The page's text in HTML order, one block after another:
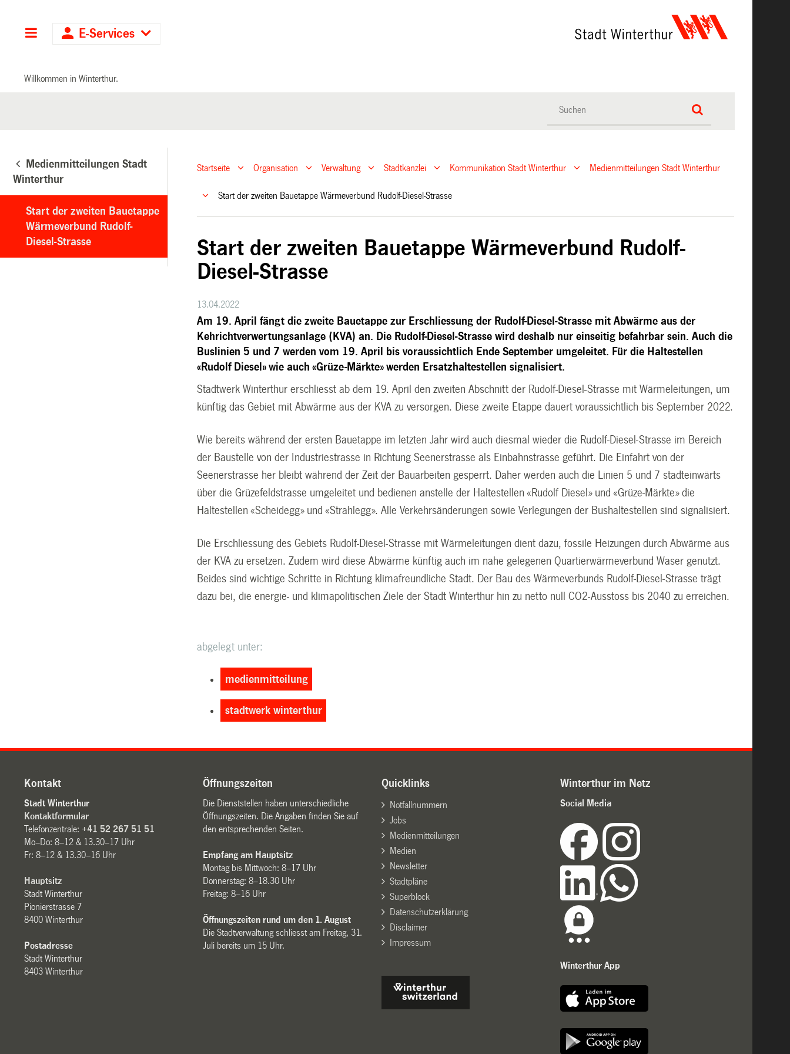
Hauptnavigation
E-Services
Willkommen in Winterthur.
Medienmitteilungen Stadt
Winterthur
Start der zweiten Bauetappe
Wärmeverbund Rudolf-
Diesel-Strasse
Startseite Organisation Verwaltung Stadtkanzlei Kommunikation Stadt Winterthur Medienmitteilungen Stadt Winterthur
Start der zweiten Bauetappe Wärmeverbund Rudolf-Diesel-Strasse
Start der zweiten Bauetappe Wärmeverbund Rudolf-
Diesel-Strasse
13.04.2022
Am 19. April fängt die zweite Bauetappe zur Erschliessung der Rudolf-Diesel-Strasse mit Abwärme aus der
Kehrichtverwertungsanlage (KVA) an. Die Rudolf-Diesel-Strasse wird deshalb nur einseitig befahrbar sein. Auch die
Buslinien 5 und 7 werden vom 19. April bis voraussichtlich Ende September umgeleitet. Für die Haltestellen
«Rudolf Diesel» wie auch «Grüze-Märkte» werden Ersatzhaltestellen signalisiert.
Stadtwerk Winterthur erschliesst ab dem 19. April den zweiten Abschnitt der Rudolf-Diesel-Strasse mit Wärmeleitungen, um
künftig das Gebiet mit Abwärme aus der KVA zu versorgen. Diese zweite Etappe dauert voraussichtlich bis September 2022.
Wie bereits während der ersten Bauetappe im letzten Jahr wird auch diesmal wieder die Rudolf-Diesel-Strasse im Bereich
der Baustelle von der Industriestrasse in Richtung Seenerstrasse als Einbahnstrasse geführt. Die Einfahrt von der
Seenerstrasse her bleibt während der Zeit der Bauarbeiten gesperrt. Daher werden auch die Linien 5 und 7 stadteinwärts
über die Grüzefeldstrasse umgeleitet und bedienen anstelle der Haltestellen «Rudolf Diesel» und «Grüze-Märkte» die
Haltestellen «Scheidegg» und «Strahlegg». Alle Verkehrsänderungen sowie Verlegungen der Bushaltestellen sind signalisiert.
Die Erschliessung des Gebiets Rudolf-Diesel-Strasse mit Wärmeleitungen dient dazu, fossile Heizungen durch Abwärme aus
der KVA zu ersetzen. Zudem wird diese Abwärme künftig auch im nahe gelegenen Quartierwärmeverbund Waser genutzt.
Beides sind wichtige Schritte in Richtung klimafreundliche Stadt. Der Bau des Wärmeverbunds Rudolf-Diesel-Strasse trägt
dazu bei, die energie- und klimapolitischen Ziele der Stadt Winterthur hin zu netto null CO2-Ausstoss bis 2040 zu erreichen.
abgelegt unter:
medienmitteilung
stadtwerk winterthur
Kontakt
Stadt Winterthur
Kontaktformular
Telefonzentrale:+41 52 267 51 51
Mo–Do: 8–12 & 13.30–17 Uhr
Fr: 8–12 & 13.30–16 Uhr
Hauptsitz
Stadt Winterthur
Pionierstrasse 7
8400 Winterthur
Postadresse
Stadt Winterthur
8403 Winterthur
Öffnungszeiten
Die Dienststellen haben unterschiedliche
Öffnungszeiten. Die Angaben finden Sie auf
den entsprechenden Seiten.
Empfang am Hauptsitz
Montag bis Mittwoch: 8–17 Uhr
Donnerstag: 8–18.30 Uhr
Freitag: 8–16 Uhr
Öffnungszeiten rund um den 1. August
Die Stadtverwaltung schliesst am Freitag, 31.
Juli bereits um 15 Uhr.
Quicklinks
Notfallnummern
Jobs
Medienmitteilungen
Medien
Newsletter
Stadtpläne
Superblock
Datenschutzerklärung
Disclaimer
Impressum
Winterthur im Netz
Social Media
Winterthur App